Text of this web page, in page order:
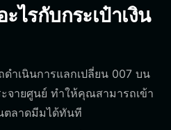
ไรกับกระเป๋าเงิน
ำเนินการแลกเปลี่ยน 007 บน
จายศูนย์ ทำให้คุณสามารถเข้า
ตลาดมีมได้ทันที